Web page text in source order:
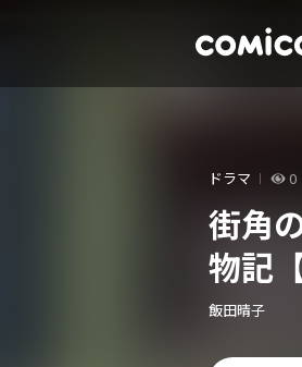
ドラマ 0
街角
物記
飯田晴子